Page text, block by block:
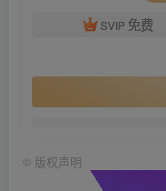
SVIP 免费
© 版权声明